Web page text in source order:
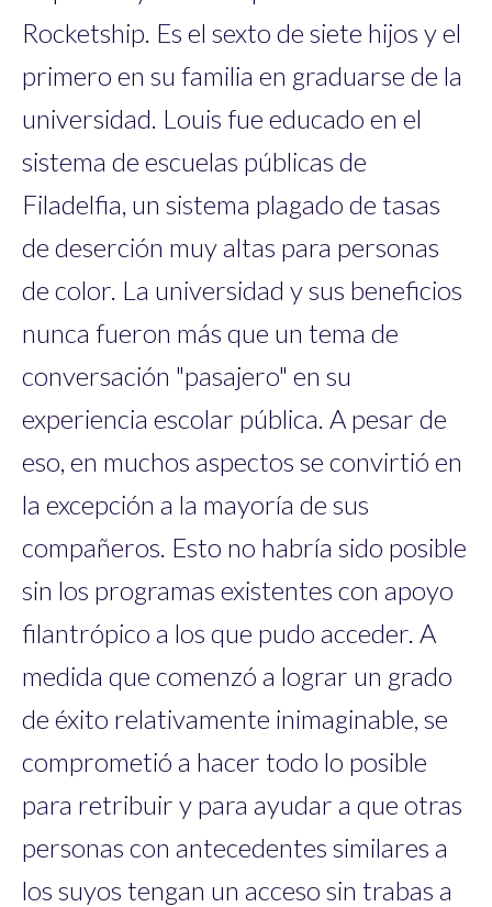
Rocketship. Es el sexto de siete hijos y el
primero en su familia en graduarse de la
universidad. Louis fue educado en el
sistema de escuelas públicas de
Filadelfia, un sistema plagado de tasas
de deserción muy altas para personas
de color. La universidad y sus beneficios
nunca fueron más que un tema de
conversación "pasajero" en su
experiencia escolar pública. A pesar de
eso, en muchos aspectos se convirtió en
la excepción a la mayoría de sus
compañeros. Esto no habría sido posible
sin los programas existentes con apoyo
filantrópico a los que pudo acceder. A
medida que comenzó a lograr un grado
de éxito relativamente inimaginable, se
comprometió a hacer todo lo posible
para retribuir y para ayudar a que otras
personas con antecedentes similares a
los suyos tengan un acceso sin trabas a